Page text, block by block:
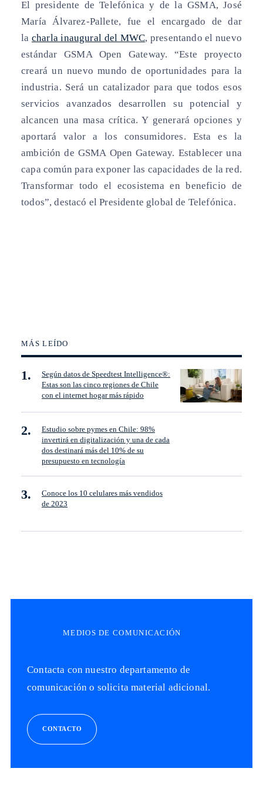
El presidente de Telefónica y de la GSMA, José
María Álvarez-Pallete, fue el encargado de dar
la charla inaugural del MWC, presentando el nuevo
estándar GSMA Open Gateway. “Este proyecto
creará un nuevo mundo de oportunidades para la
industria. Será un catalizador para que todos esos
servicios avanzados desarrollen su potencial y
alcancen una masa crítica. Y generará opciones y
aportará valor a los consumidores. Esta es la
ambición de GSMA Open Gateway. Establecer una
capa común para exponer las capacidades de la red.
Transformar todo el ecosistema en beneficio de
todos”, destacó el Presidente global de Telefónica.
MÁS LEÍDO
Según datos de Speedtest Intelligence®:
Estas son las cinco regiones de Chile
con el internet hogar más rápido
Estudio sobre pymes en Chile: 98%
invertirá en digitalización y una de cada
dos destinará más del 10% de su
presupuesto en tecnología
Conoce los 10 celulares más vendidos
de 2023
MEDIOS DE COMUNICACIÓN
Contacta con nuestro departamento de
comunicación o solicita material adicional.
CONTACTO